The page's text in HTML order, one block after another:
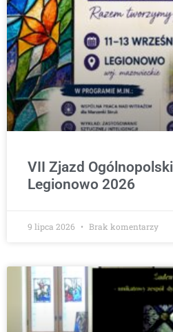
VII Zjazd
Legionowo 2026
9 lipca 2026 Brak komentarzy